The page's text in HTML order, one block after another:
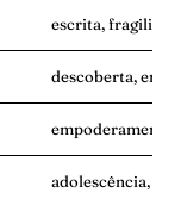
escrita,
descoberta,
adolescência,